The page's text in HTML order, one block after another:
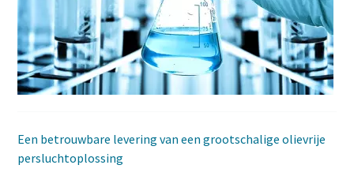
Een betrouwbare levering van een grootschalige olievrije
persluchtoplossing